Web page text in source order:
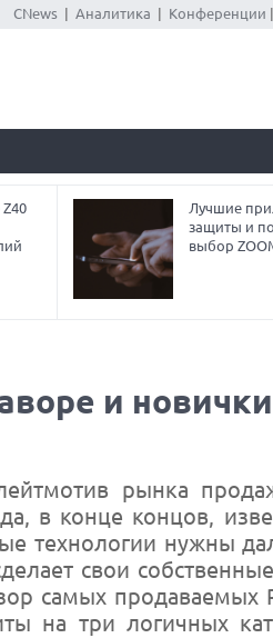
CNews| Аналитика Конференции
Лучшие
защиты и
выбор
и
рынка
в конце концов,
технологии нужны
свои
самых продаваемых
на три логичных